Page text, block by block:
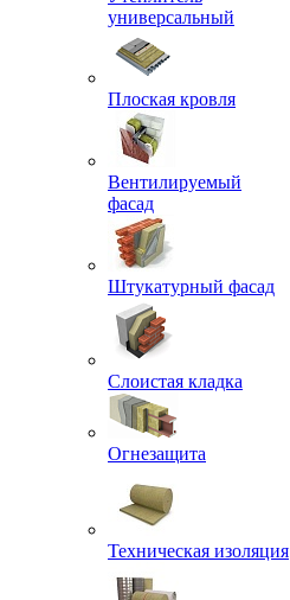
универсальный
Плоская кровля
Вентилируемый
фасад
Штукатурный фасад
Слоистая кладка
Огнезащита
Техническая изоляция